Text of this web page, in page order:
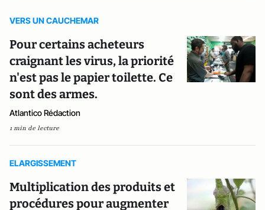
VERS UN CAUCHEMAR
Pour certains acheteurs
craignant les virus, la priorité
n'est pas le papier toilette. Ce
sont des armes.
Atlantico Rédaction
1 min de lecture
ELARGISSEMENT
Multiplication des produits et
procédures pour augmenter